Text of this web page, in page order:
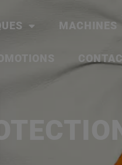
MACHINES